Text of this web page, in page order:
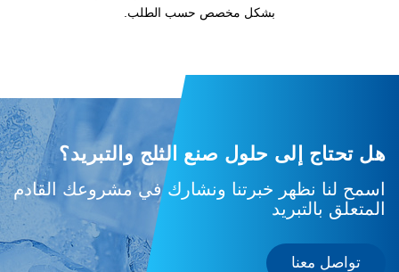
بشكل مخصص حسب الطلب.
هل تحتاج إلى حلول صنع الثلج والتبريد؟
اسمح لنا نظهر خبرتنا ونشارك في مشروعك القادم
المتعلق بالتبريد
تواصل معنا